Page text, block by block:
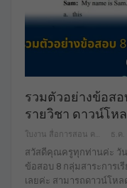
รวมตัวอย่างข้อสอ
รายวิชา ดาวน์โห
ธ.ค.
สวัสดีคุณครูทุกท่านค่ะ วัน
ข้อสอบ 8 กลุ่มสาระการเ
เลยค่ะ สามารถดาวน์โห